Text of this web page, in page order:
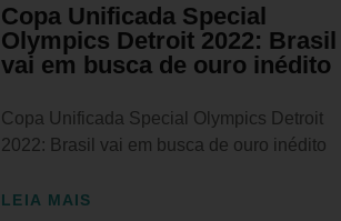
Copa Unificada Special
Olympics Detroit 2022: Brasil
vai em busca de ouro inédito
Copa Unificada Special Olympics Detroit
2022: Brasil vai em busca de ouro inédito
LEIA MAIS